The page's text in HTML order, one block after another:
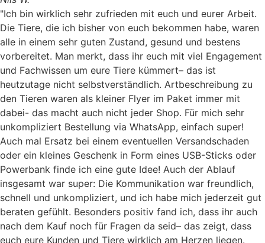
"Ich bin wirklich sehr zufrieden mit euch und eurer Arbeit.
Die Tiere, die ich bisher von euch bekommen habe, waren
alle in einem sehr guten Zustand, gesund und bestens
vorbereitet. Man merkt, dass ihr euch mit viel Engagement
und Fachwissen um eure Tiere kümmert– das ist
heutzutage nicht selbstverständlich. Artbeschreibung zu
den Tieren waren als kleiner Flyer im Paket immer mit
dabei- das macht auch nicht jeder Shop. Für mich sehr
unkompliziert Bestellung via WhatsApp, einfach super!
Auch mal Ersatz bei einem eventuellen Versandschaden
oder ein kleines Geschenk in Form eines USB-Sticks oder
Powerbank finde ich eine gute Idee! Auch der Ablauf
insgesamt war super: Die Kommunikation war freundlich,
schnell und unkompliziert, und ich habe mich jederzeit gut
beraten gefühlt. Besonders positiv fand ich, dass ihr auch
nach dem Kauf noch für Fragen da seid– das zeigt, dass
euch eure Kunden und Tiere wirklich am Herzen liegen.